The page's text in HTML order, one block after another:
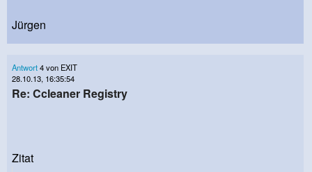
Jürgen
Antwort4 von EXIT
28.10.13, 16:35:54
Re: Ccleaner Registry
Zitat